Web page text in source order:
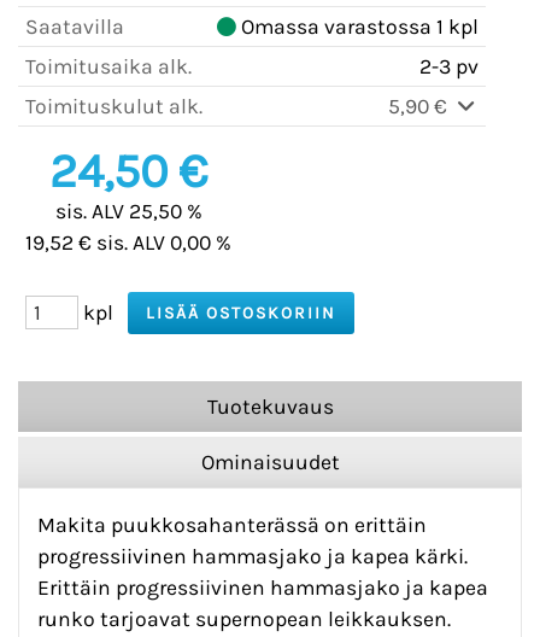
Saatavilla
Omassa varastossa 1 kpl
Toimitusaika alk.
2-3 pv
Toimituskulut alk.
5,90 €
24,50 €
sis. ALV 25,50 %
19,52 € sis. ALV 0,00 %
kpl
Tuotekuvaus
Ominaisuudet
Makita puukkosahanterässä on erittäin
progressiivinen hammasjako ja kapea kärki.
Erittäin progressiivinen hammasjako ja kapea
runko tarjoavat supernopean leikkauksen.